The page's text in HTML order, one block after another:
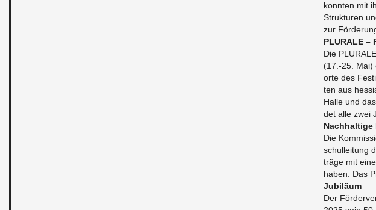
konn­ten mit
Struk­tu­ren
zur
PLU­RA­LE –
Die
(17.-25. Mai)
or­te des
ten aus
Halle und
det alle zwei
Die
schul­lei­tung
trä­ge mit
ha­ben. Das
Ju­bi­lä­um
Der